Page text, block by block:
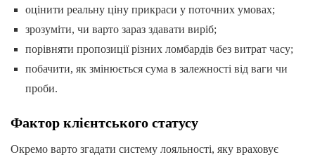
оцінити реальну ціну прикраси у поточних умовах;
зрозуміти, чи варто зараз здавати виріб;
порівняти пропозиції різних ломбардів без витрат часу;
побачити, як змінюється сума в залежності від ваги чи
проби.
Фактор клієнтського статусу
Окремо варто згадати систему лояльності, яку враховує